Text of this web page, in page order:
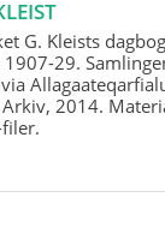
G. Kleists
29.
2014.